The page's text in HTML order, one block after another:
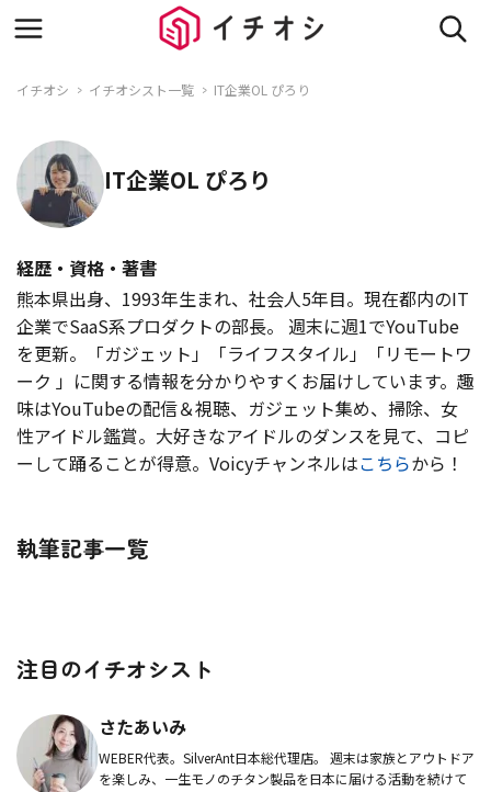
イチオシ イチオシスト一覧 IT企業OL ぴろり
IT企業OL ぴろり
経歴・資格・著書
熊本県出身、1993年生まれ、社会人5年目。現在都内のIT
企業でSaaS系プロダクトの部長。 週末に週1でYouTube
を更新。「ガジェット」「ライフスタイル」「リモートワ
ーク 」に関する情報を分かりやすくお届けしています。趣
味はYouTubeの配信＆視聴、ガジェット集め、掃除、女
性アイドル鑑賞。大好きなアイドルのダンスを見て、コピ
ーして踊ることが得意。Voicyチャンネルはこちらから！
執筆記事一覧
注目のイチオシスト
さたあいみ
WEBER代表。SilverAnt日本総代理店。 週末は家族とアウトドア
を楽しみ、一生モノのチタン製品を日本に届ける活動を続けて